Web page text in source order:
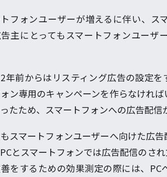
フォンユーザーが増えるに伴い、ス
主にとってもスマートフォンユーザ
年前からはリスティング広告の設定
ン専用のキャンペーンを作らなけれ
たため、スマートフォンへの広告配信
スマートフォンユーザーへ向けた広
とスマートフォンでは広告配信のさ
をするための効果測定の際には、